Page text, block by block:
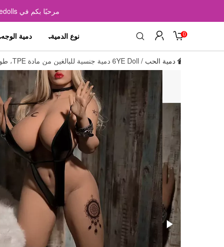
مرحبًا بكم في Elovedolls - متجر على الإنترنت من دمى الحب الواقعية المتميزة (
نوع الدمية دمية الوجه 0
دمية الحب / 6YE Doll دمية جنسية للبالغين من مادة TPE، طولها 165 سم، مقاس صدر M، مباشرة من المصنع